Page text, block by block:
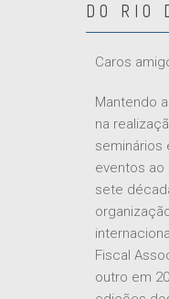
DO RIO
Caros
Mantendo
na
seminários
eventos ao
sete
Fiscal
outro em